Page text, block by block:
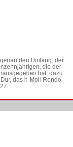
den Umfang, der
die der
hat, dazu
das h-Moll-Rondo